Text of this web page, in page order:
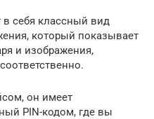
себя классный вид
который показывает
и изображения,
он имеет
PIN-кодом, где вы